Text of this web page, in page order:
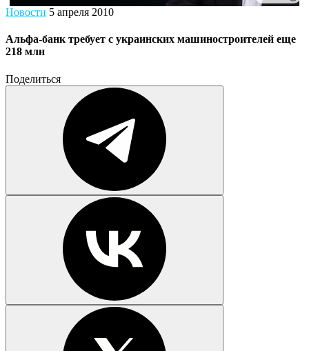
Новости 5 апреля 2010
Альфа-банк требует с украинских машиностроителей еще
218 млн
Поделиться